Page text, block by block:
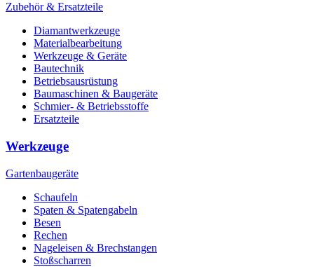
Zubehör & Ersatzteile
Diamantwerkzeuge
Materialbearbeitung
Werkzeuge & Geräte
Bautechnik
Betriebsausrüstung
Baumaschinen & Baugeräte
Schmier- & Betriebsstoffe
Ersatzteile
Werkzeuge
Gartenbaugeräte
Schaufeln
Spaten & Spatengabeln
Besen
Rechen
Nageleisen & Brechstangen
Stoßscharren